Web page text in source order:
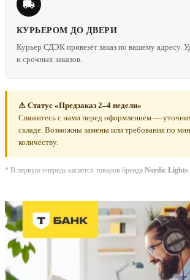
КУРЬЕРОМ ДО ДВЕРИ
Курьер СДЭК привезёт заказ по вашему адресу.
и срочных заказов.
⚠ Статус «Предзаказ 2–4 недели»
Свяжитесь с нами перед оформлением —
складе. Возможны замены или требования по
количеству.
* В первую очередь касается товаров бренда Nordic Lights.